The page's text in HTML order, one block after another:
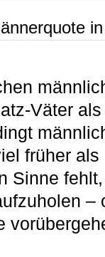
Väter
früher
Sinne
–